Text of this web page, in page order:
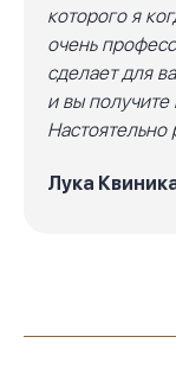
которого я
очень
сделает для
и вы получите
Лука